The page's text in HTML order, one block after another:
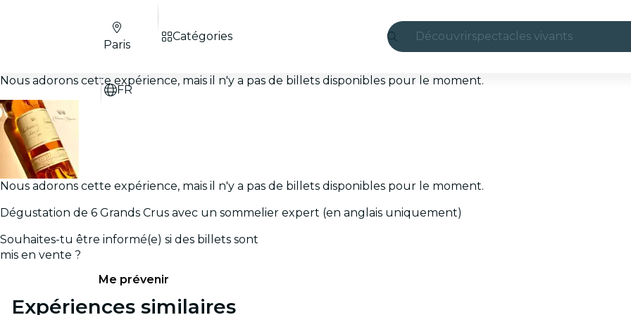
Découvrirspectacles vivants
São Paulo
Paris
FR
Catégories
Nous adorons cette expérience, mais il n'y a pas de billets disponibles pour le moment.
Nous adorons cette expérience, mais il n'y a pas de billets disponibles pour le moment.
Dégustation de 6 Grands Crus avec un sommelier expert (en anglais uniquement)
Souhaites-tu être informé(e) si des billets sont
mis en vente ?
Me prévenir
Expériences similaires